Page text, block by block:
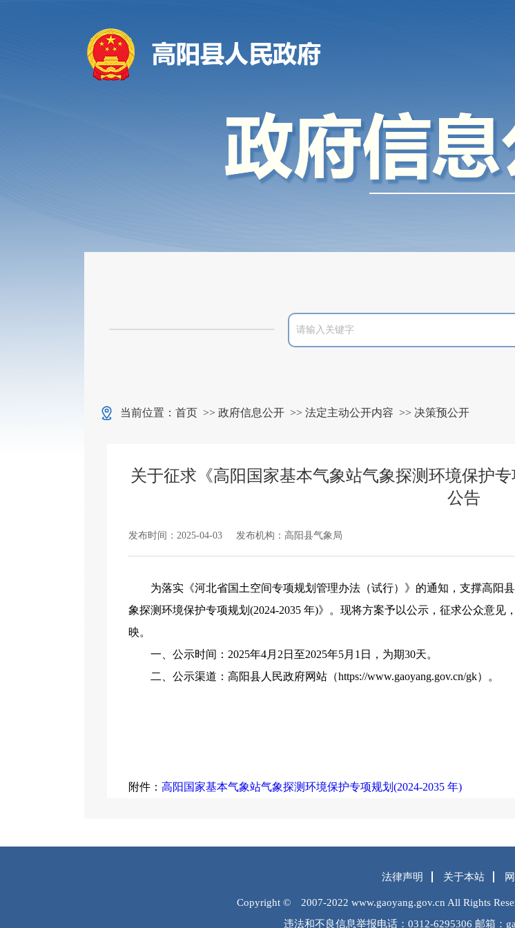
当前位置： 首页 >> 政府信息公开 >> 法定主动公开内容 >> 决策预公开
关于征求《高阳国家基本气象站气象探测环境保护
公告
发布时间：2025-04-03 发布机构：高阳县气象局
为落实《河北省国土空间专项规划管理办法（试行）》的通知，支撑高阳
象探测环境保护专项规划(2024-2035 年)》。现将方案予以公示，征求公众意见
映。
一、公示时间：2025年4月2日至2025年5月1日，为期30天。
二、公示渠道：高阳县人民政府网站（https://www.gaoyang.gov.cn/gk）。
高阳县
2025年4
附件：高阳国家基本气象站气象探测环境保护专项规划(2024-2035 年)
法律声明 关于本站
Copyright © 2007-2022 www.gaoyang.gov.cn All Rights
违法和不良信息举报电话：0312-6295306 邮箱：